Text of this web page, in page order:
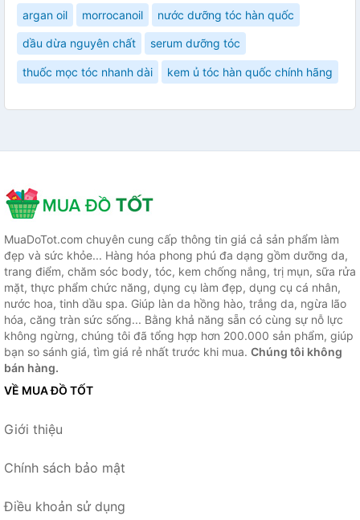
argan oil morrocanoil nước dưỡng tóc hàn quốc
dầu dừa nguyên chất serum dưỡng tóc
thuốc mọc tóc nhanh dài kem ủ tóc hàn quốc chính hãng
MuaDoTot.com chuyên cung cấp thông tin giá cả sản phẩm làm
đẹp và sức khỏe... Hàng hóa phong phú đa dạng gồm dưỡng da,
trang điểm, chăm sóc body, tóc, kem chống nắng, trị mụn, sữa rửa
mặt, thực phẩm chức năng, dụng cụ làm đẹp, dụng cụ cá nhân,
nước hoa, tinh dầu spa. Giúp làn da hồng hào, trắng da, ngừa lão
hóa, căng tràn sức sống... Bằng khả năng sẵn có cùng sự nỗ lực
không ngừng, chúng tôi đã tổng hợp hơn 200.000 sản phẩm, giúp
bạn so sánh giá, tìm giá rẻ nhất trước khi mua. Chúng tôi không
bán hàng.
VỀ MUA ĐỒ TỐT
Giới thiệu
Chính sách bảo mật
Điều khoản sử dụng